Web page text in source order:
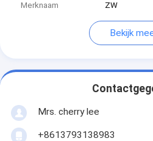
Merknaam
ZW
Bekijk
Mrs. cherry lee
+8613793138983